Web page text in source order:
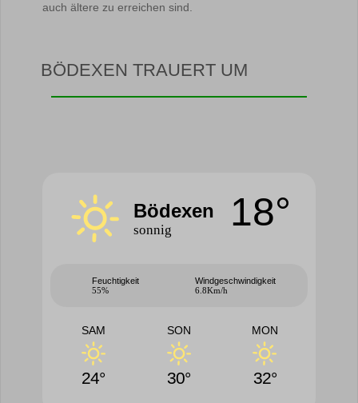
auch ältere zu erreichen sind.
BÖDEXEN TRAUERT UM
Bödexen
sonnig 18°
Feuchtigkeit
55%
Windgeschwindigkeit
6.8Km/h
SAM
24°
SON
30°
MON
32°